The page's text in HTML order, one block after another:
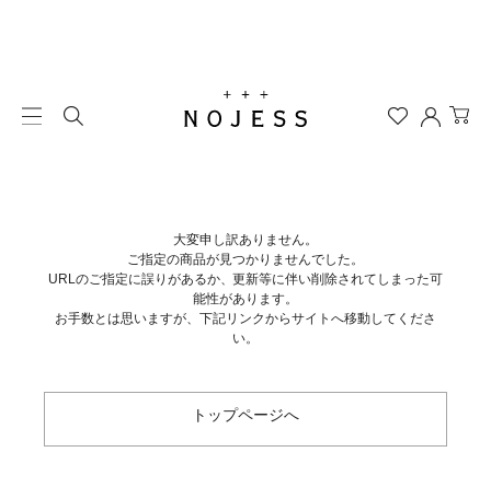
大変申し訳ありません。
ご指定の商品が見つかりませんでした。
URLのご指定に誤りがあるか、更新等に伴い削除されてしまった可
能性があります。
お手数とは思いますが、下記リンクからサイトへ移動してくださ
い。
トップページへ